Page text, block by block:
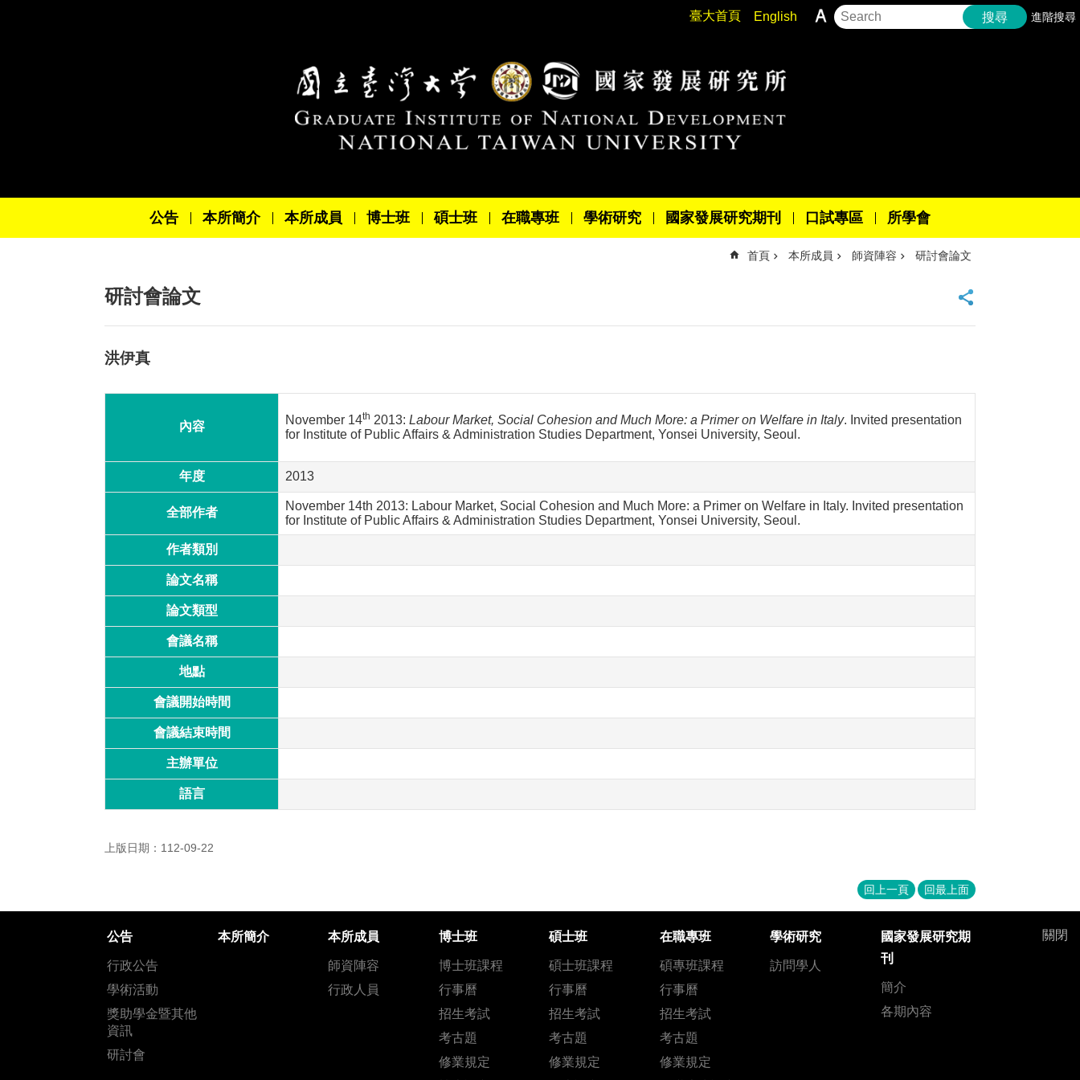
臺大首頁 English 搜尋 進階搜尋
公告 本所簡介 本所成員 博士班 碩士班 在職專班 學術研究 國家發展研究期刊 口試專區 所學會
首頁 本所成員 師資陣容 研討會論文
研討會論文
洪伊真
內容 November 14th 2013: Labour Market, Social Cohesion and Much More: a Primer on Welfare in Italy. Invited presentation
for Institute of Public Affairs & Administration Studies Department, Yonsei University, Seoul.
年度 2013
全部作者
November 14th 2013: Labour Market, Social Cohesion and Much More: a Primer on Welfare in Italy. Invited presentation
for Institute of Public Affairs & Administration Studies Department, Yonsei University, Seoul.
作者類別
論文名稱
論文類型
會議名稱
地點
會議開始時間
會議結束時間
主辦單位
語言
上版日期：112-09-22
回上一頁 回最上面
關閉
公告
行政公告
學術活動
獎助學金暨其他
資訊
研討會
本所簡介 本所成員
師資陣容
行政人員
博士班
博士班課程
行事曆
招生考試
考古題
修業規定
碩士班
碩士班課程
行事曆
招生考試
考古題
修業規定
在職專班
碩專班課程
行事曆
招生考試
考古題
修業規定
學術研究
訪問學人
國家發展研究期
刊
簡介
各期內容